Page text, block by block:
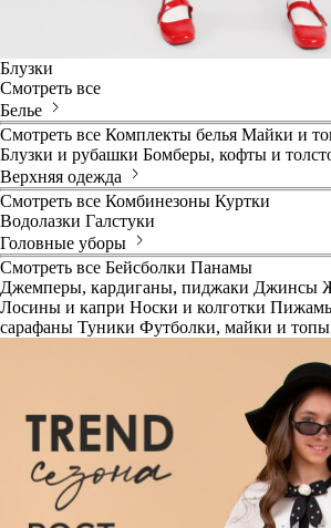
Блузки
Смотреть все
Белье
Смотреть все Комплекты белья Майки и
Блузки и рубашки Бомберы, кофты и
Верхняя одежда
Смотреть все Комбинезоны Куртки
Водолазки Галстуки
Головные уборы
Смотреть все Бейсболки Панамы
Джемперы, кардиганы, пиджаки Джинсы
Лосины и капри Носки и колготки
сарафаны Туники Футболки, майки и топы